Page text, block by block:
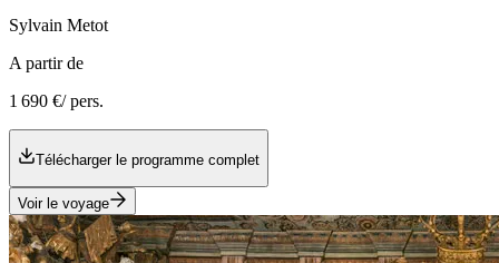
Sylvain Metot
A partir de
1 690 €/ pers.
Télécharger le programme complet
Voir le voyage